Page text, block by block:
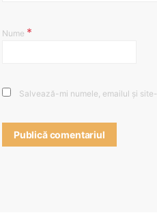
Nume *
Salvează-mi numele, emailul și